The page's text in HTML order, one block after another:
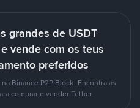
grandes de USDT
vende com os teus
preferidos
Binance P2P Block. Encontra as
comprar e vender Tether